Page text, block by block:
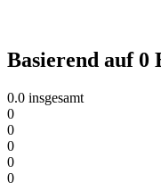
Basierend auf 0
0.0 insgesamt
0
0
0
0
0